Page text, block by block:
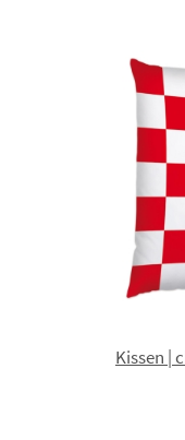
Kissen |